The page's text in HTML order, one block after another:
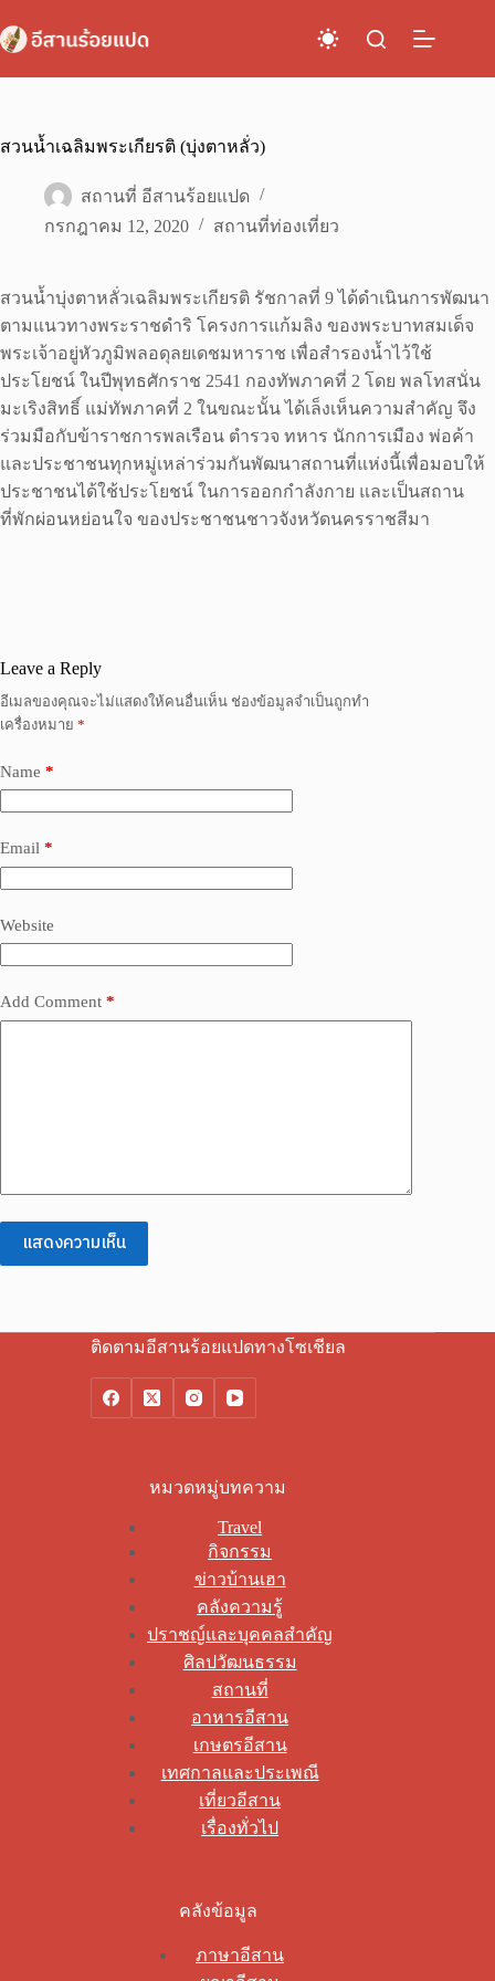
to
content
สวนน้ำเฉลิมพระเกียรติ (บุ่งตาหลั่ว)
สถานที่ อีสานร้อยแปด
กรกฎาคม 12, 2020
สถานที่ท่องเที่ยว
สวนน้ำบุ่งตาหลั่วเฉลิมพระเกียรติ รัชกาลที่ 9 ได้ดำเนินการพัฒนา
ตามแนวทางพระราชดำริ โครงการแก้มลิง ของพระบาทสมเด็จ
พระเจ้าอยู่หัวภูมิพลอดุลยเดชมหาราช เพื่อสำรองน้ำไว้ใช้
ประโยชน์ ในปีพุทธศักราช 2541 กองทัพภาคที่ 2 โดย พลโทสนั่น
มะเริงสิทธิ์ แม่ทัพภาคที่ 2 ในขณะนั้น ได้เล็งเห็นความสำคัญ จึง
ร่วมมือกับข้าราชการพลเรือน ตำรวจ ทหาร นักการเมือง พ่อค้า
และประชาชนทุกหมู่เหล่าร่วมกันพัฒนาสถานที่แห่งนี้เพื่อมอบให้
ประชาชนได้ใช้ประโยชน์ ในการออกกำลังกาย และเป็นสถาน
ที่พักผ่อนหย่อนใจ ของประชาชนชาวจังหวัดนครราชสีมา
Leave a Reply
อีเมลของคุณจะไม่แสดงให้คนอื่นเห็น ช่องข้อมูลจำเป็นถูกทำ
เครื่องหมาย *
Name *
Email *
Website
Add Comment *
แสดงความเห็น
ติดตามอีสานร้อยแปดทางโซเชียล
หมวดหมู่บทความ
Travel
กิจกรรม
ข่าวบ้านเฮา
คลังความรู้
ปราชญ์และบุคคลสำคัญ
ศิลปวัฒนธรรม
สถานที่
อาหารอีสาน
เกษตรอีสาน
เทศกาลและประเพณี
เที่ยวอีสาน
เรื่องทั่วไป
คลังข้อมูล
ภาษาอีสาน